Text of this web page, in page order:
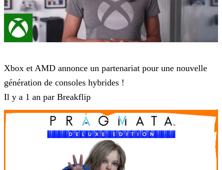
Xbox et AMD annonce un partenariat pour une nouvelle
génération de consoles hybrides !
Il y a 1 an par Breakflip